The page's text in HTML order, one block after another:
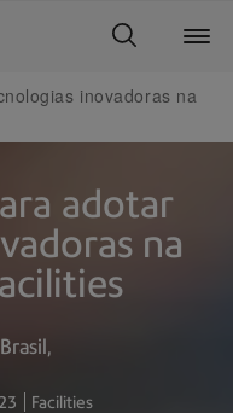
inovadoras na
adotar
na
Facilities